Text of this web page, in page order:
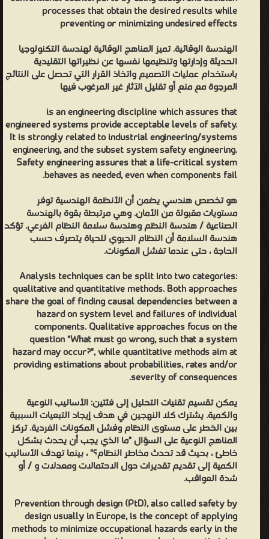
processes that obtain the desired results while
preventing or minimizing undesired effects
الهندسة الوقائية. تميز المناهج الوقائية لهندسة التكنولوجيا
الحديثة وإدارتها وتنظيمها نفسها عن نظيراتها التقليدية
باستخدام عمليات التصميم واتخاذ القرار التي تحصل على النتائج
المرجوة مع منع أو تقليل الآثار غير المرغوب فيها
is an engineering discipline which assures that
engineered systems provide acceptable levels of safety.
It is strongly related to industrial engineering/systems
engineering, and the subset system safety engineering.
Safety engineering assures that a life-critical system
behaves as needed, even when components fail.
هو تخصص هندسي يضمن أن الأنظمة الهندسية توفر
مستويات مقبولة من الأمان. وهي مرتبطة بقوة بالهندسة
الصناعية / هندسة النظم وهندسة سلامة النظام الفرعي. تؤكد
هندسة السلامة أن النظام الحيوي للحياة يتصرف حسب
الحاجة ، حتى عندما تفشل المكونات.
Analysis techniques can be split into two categories:
qualitative and quantitative methods. Both approaches
share the goal of finding causal dependencies between a
hazard on system level and failures of individual
components. Qualitative approaches focus on the
question "What must go wrong, such that a system
hazard may occur?", while quantitative methods aim at
providing estimations about probabilities, rates and/or
severity of consequences.
يمكن تقسيم تقنيات التحليل إلى فئتين: الأساليب النوعية
والكمية. يشترك كلا النهجين في هدف إيجاد التبعيات السببية
بين الخطر على مستوى النظام وفشل المكونات الفردية. تركز
المناهج النوعية على السؤال "ما الذي يجب أن يحدث بشكل
خاطئ ، بحيث قد تحدث مخاطر النظام؟" ، بينما تهدف الأساليب
الكمية إلى تقديم تقديرات حول الاحتمالات ومعدلات و / أو
شدة العواقب.
Prevention through design (PtD), also called safety by
design usually in Europe, is the concept of applying
methods to minimize occupational hazards early in the